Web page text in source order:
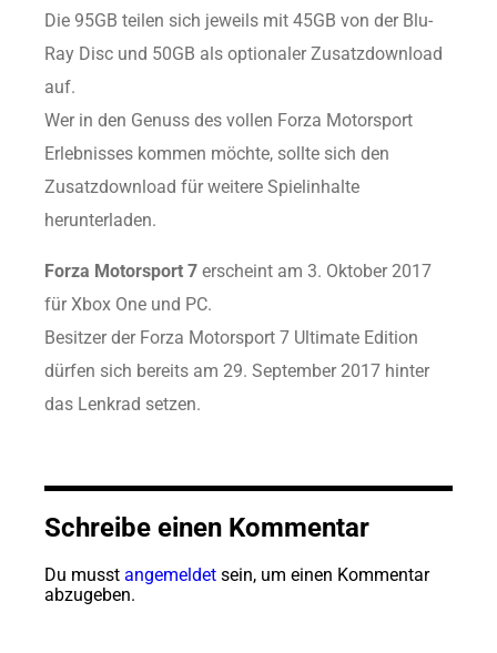
Die 95GB teilen sich jeweils mit 45GB von der Blu-
Ray Disc und 50GB als optionaler Zusatzdownload
auf.
Wer in den Genuss des vollen Forza Motorsport
Erlebnisses kommen möchte, sollte sich den
Zusatzdownload für weitere Spielinhalte
herunterladen.
Forza Motorsport 7 erscheint am 3. Oktober 2017
für Xbox One und PC.
Besitzer der Forza Motorsport 7 Ultimate Edition
dürfen sich bereits am 29. September 2017 hinter
das Lenkrad setzen.
Schreibe einen Kommentar
Du musst angemeldet sein, um einen Kommentar
abzugeben.